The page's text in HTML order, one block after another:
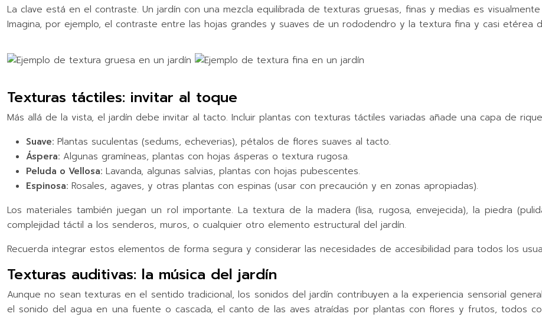
La clave está en el contraste. Un jardín con una mezcla equilibrada de texturas gruesas, finas y medias es
Imagina, por ejemplo, el contraste entre las hojas grandes y suaves de un rododendro y la textura fina y casi etérea
Texturas táctiles: invitar al toque
Más allá de la vista, el jardín debe invitar al tacto. Incluir plantas con texturas táctiles variadas añade una capa de
Suave: Plantas suculentas (sedums, echeverias), pétalos de flores suaves al tacto.
Áspera: Algunas gramíneas, plantas con hojas ásperas o textura rugosa.
Peluda o Vellosa: Lavanda, algunas salvias, plantas con hojas pubescentes.
Espinosa: Rosales, agaves, y otras plantas con espinas (usar con precaución y en zonas apropiadas).
Los materiales también juegan un rol importante. La textura de la madera (lisa, rugosa, envejecida), la piedra
complejidad táctil a los senderos, muros, o cualquier otro elemento estructural del jardín.
Recuerda integrar estos elementos de forma segura y considerar las necesidades de accesibilidad para todos los
Texturas auditivas: la música del jardín
Aunque no sean texturas en el sentido tradicional, los sonidos del jardín contribuyen a la experiencia sensorial
el sonido del agua en una fuente o cascada, el canto de las aves atraídas por plantas con flores y frutos, todos